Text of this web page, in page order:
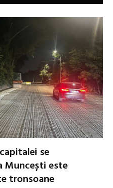
se
Muncești este
tronsoane